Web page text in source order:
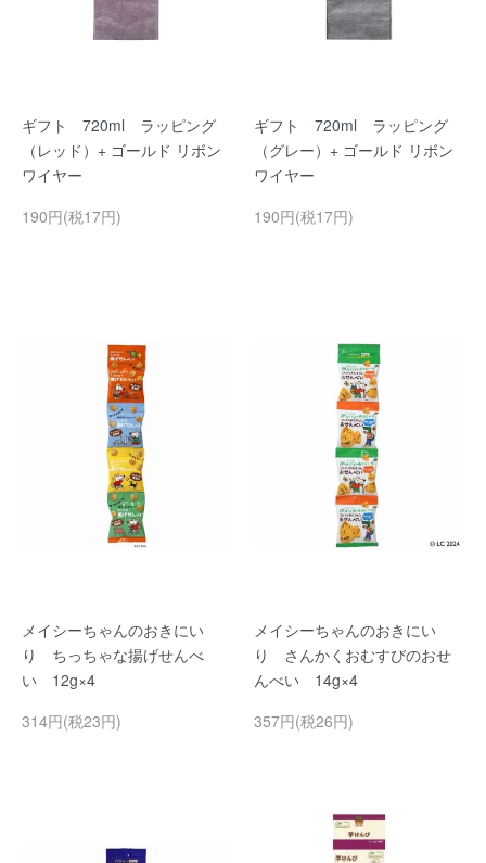
ギフト 720ml ラッピング
（レッド）+ ゴールド リボン
ワイヤー
190円(税17円)
ギフト 720ml ラッピング
（グレー）+ ゴールド リボン
ワイヤー
190円(税17円)
メイシーちゃんのおきにい
り ちっちゃな揚げせんべ
い 12g×4
314円(税23円)
メイシーちゃんのおきにい
り さんかくおむすびのおせ
んべい 14g×4
357円(税26円)